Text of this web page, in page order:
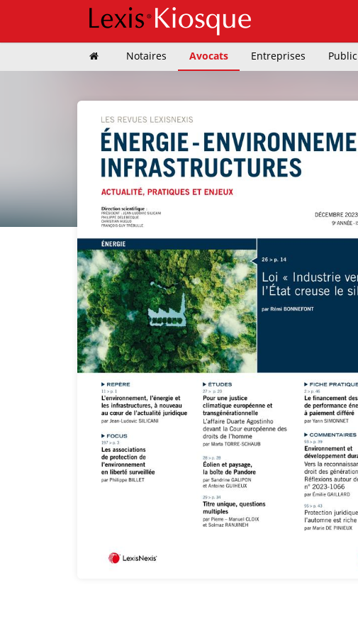
Notaires Avocats Entreprises Public